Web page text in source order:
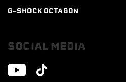
G-SHOCK OCTAGON
SOCIAL MEDIA